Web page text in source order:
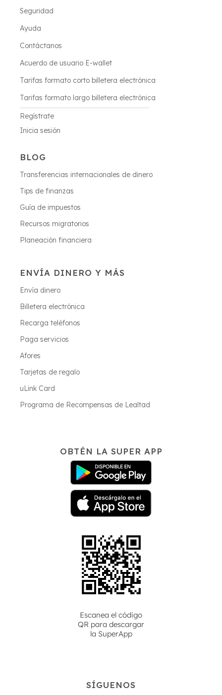
Seguridad
Ayuda
Contáctanos
Acuerdo de usuario E-wallet
Tarifas formato corto billetera electrónica
Tarifas formato largo billetera electrónica
Regístrate
Inicia sesión
BLOG
Transferencias internacionales de dinero
Tips de finanzas
Guía de impuestos
Recursos migratorios
Planeación financiera
ENVÍA DINERO Y MÁS
Envía dinero
Billetera electrónica
Recarga teléfonos
Paga servicios
Afores
Tarjetas de regalo
uLink Card
Programa de Recompensas de Lealtad
OBTÉN LA SUPER APP
Escanea el código
QR para descargar
la SuperApp
SÍGUENOS